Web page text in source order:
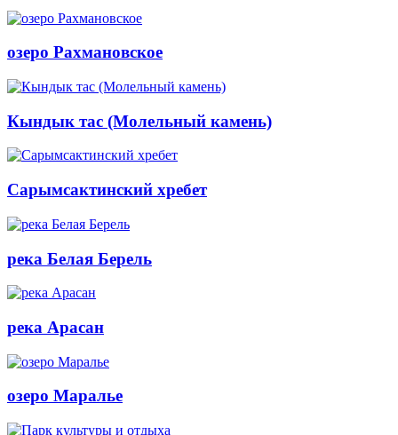
озеро Рахмановское
Кындык тас (Молельный камень)
Сарымсактинский хребет
река Белая Берель
река Арасан
озеро Маралье